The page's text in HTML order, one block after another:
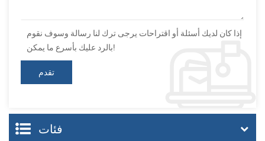
إذا كان لديك أسئلة أو اقتراحات يرجى ترك لنا رسالة وسوف نقوم
بالرد عليك بأسرع ما يمكن!
فئات